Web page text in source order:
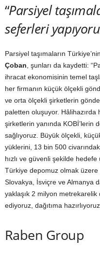
“Parsiyel
seferleri
Parsiyel taşımaların
Çoban , şunları da kaydetti:
ihracat ekonomisinin temel
her firmanın küçük ölçekli
ve orta ölçekli şirketlerin
paletten oluşuyor.
şirketlerin yanında KOBİ’lerin
sağlıyoruz. Büyük ölçekli,
yüklerini, 13 bin 500
hızlı ve güvenli şekilde
Türkiye depomuz olmak üzere
Slovakya, İsviçre ve Almanya
yaklaşık 2 milyon metrekarelik
ediyoruz, dağıtıma
Raben Group